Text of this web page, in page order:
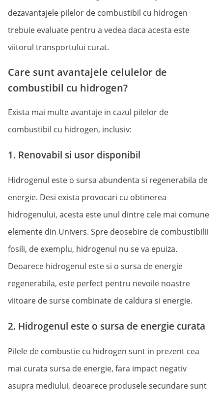
dezavantajele pilelor de combustibil cu hidrogen
trebuie evaluate pentru a vedea daca acesta este
viitorul transportului curat.
Care sunt avantajele celulelor de
combustibil cu hidrogen?
Exista mai multe avantaje in cazul pilelor de
combustibil cu hidrogen, inclusiv:
1. Renovabil si usor disponibil
Hidrogenul este o sursa abundenta si regenerabila de
energie. Desi exista provocari cu obtinerea
hidrogenului, acesta este unul dintre cele mai comune
elemente din Univers. Spre deosebire de combustibilii
fosili, de exemplu, hidrogenul nu se va epuiza.
Deoarece hidrogenul este si o sursa de energie
regenerabila, este perfect pentru nevoile noastre
viitoare de surse combinate de caldura si energie.
2. Hidrogenul este o sursa de energie curata
Pilele de combustie cu hidrogen sunt in prezent cea
mai curata sursa de energie, fara impact negativ
asupra mediului, deoarece produsele secundare sunt